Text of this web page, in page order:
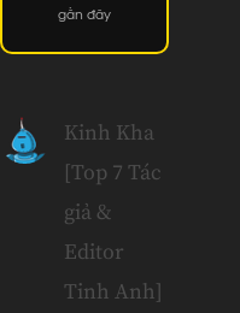
gần đây
Kinh Kha
[Top 7 Tác
giả &
Editor
Tinh Anh]